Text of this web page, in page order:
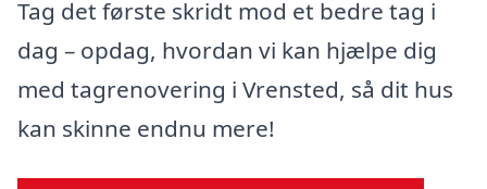
Tag det første skridt mod et bedre tag i
dag – opdag, hvordan vi kan hjælpe dig
med tagrenovering i Vrensted, så dit hus
kan skinne endnu mere!